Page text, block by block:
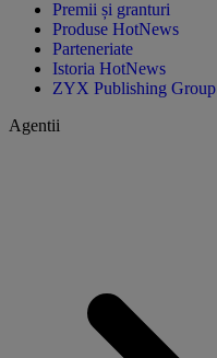
Premii și granturi
Produse HotNews
Parteneriate
Istoria HotNews
ZYX Publishing Group
Agentii